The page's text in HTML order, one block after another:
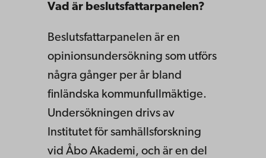
Vad är beslutsfattarpanelen?
Beslutsfattarpanelen är en
opinionsundersökning som utförs
några gånger per år bland
finländska kommunfullmäktige.
Undersökningen drivs av
Institutet för samhällsforskning
vid Åbo Akademi, och är en del